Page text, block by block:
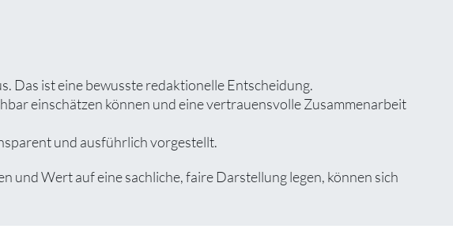
Das ist eine bewusste redaktionelle Entscheidung.
einschätzen können und eine vertrauensvolle Zusammenarbeit
und ausführlich vorgestellt.
und Wert auf eine sachliche, faire Darstellung legen, können sich